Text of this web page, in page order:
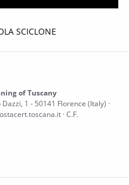
SCICLONE
of Tuscany
1 - 50141 Florence (Italy) ·
· C.F.